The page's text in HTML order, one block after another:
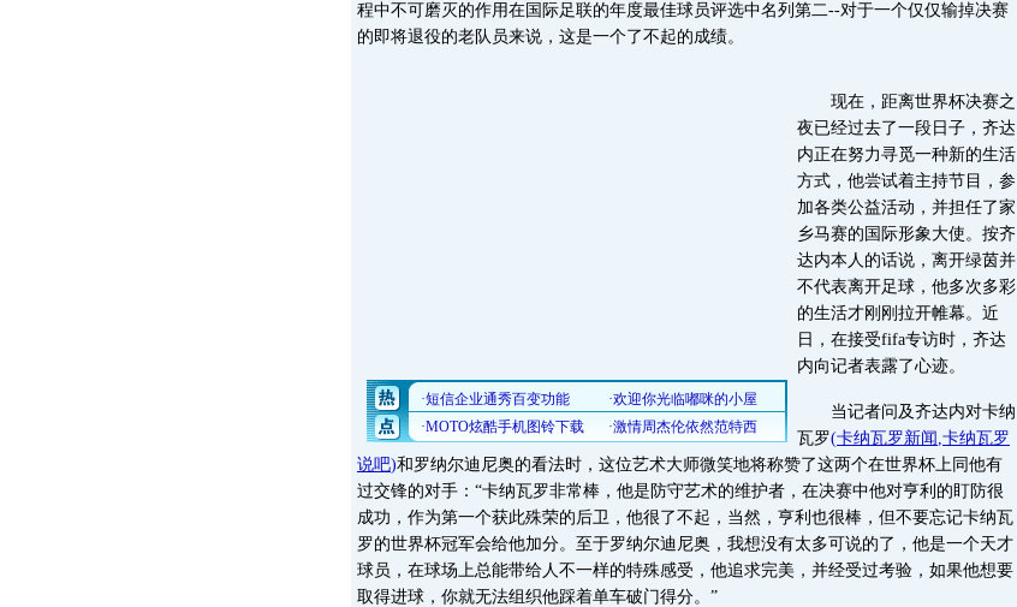
程中不可磨灭的作用在国际足联的年度最佳球员评选中名列第二--对于一个仅仅输掉决赛
的即将退役的老队员来说，这是一个了不起的成绩。
现在，距离世界杯决赛之
夜已经过去了一段日子，齐达
内正在努力寻觅一种新的生活
方式，他尝试着主持节目，参
加各类公益活动，并担任了家
乡马赛的国际形象大使。按齐
达内本人的话说，离开绿茵并
不代表离开足球，他多次多彩
的生活才刚刚拉开帷幕。近
日，在接受fifa专访时，齐达
内向记者表露了心迹。
当记者问及齐达内对卡纳
瓦罗(卡纳瓦罗新闻 ,卡纳瓦罗
说吧)和罗纳尔迪尼奥的看法时，这位艺术大师微笑地将称赞了这两个在世界杯上同他有
过交锋的对手：“卡纳瓦罗非常棒，他是防守艺术的维护者，在决赛中他对亨利的盯防很
成功，作为第一个获此殊荣的后卫，他很了不起，当然，亨利也很棒，但不要忘记卡纳瓦
罗的世界杯冠军会给他加分。至于罗纳尔迪尼奥，我想没有太多可说的了，他是一个天才
球员，在球场上总能带给人不一样的特殊感受，他追求完美，并经受过考验，如果他想要
取得进球，你就无法组织他踩着单车破门得分。”